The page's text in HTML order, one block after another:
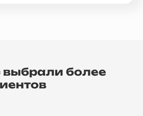
выбрали более